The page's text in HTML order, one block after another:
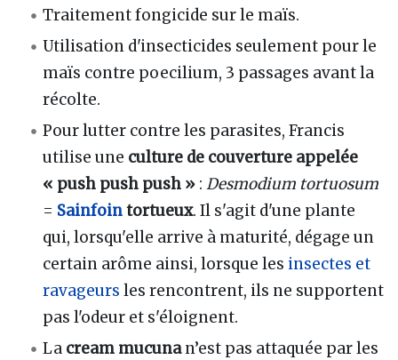
Traitement fongicide sur le maïs.
Utilisation d'insecticides seulement pour le
maïs contre poecilium, 3 passages avant la
récolte.
Pour lutter contre les parasites, Francis
utilise une culture de couverture appelée
« push push push » :Desmodium tortuosum
= Sainfointortueux. Il s'agit d'une plante
qui, lorsqu'elle arrive à maturité, dégage un
certain arôme ainsi, lorsque les insectes et
ravageurs les rencontrent, ils ne supportent
pas l'odeur et s'éloignent.
La cream mucunan’est pas attaquée par les